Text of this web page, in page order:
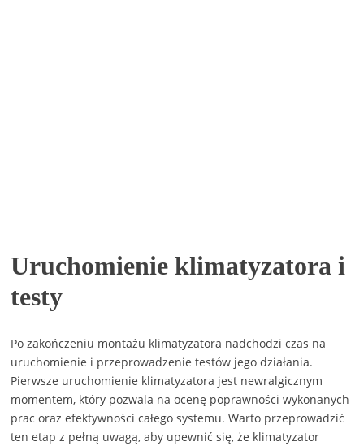
Uruchomienie klimatyzatora i
testy
Po zakończeniu montażu klimatyzatora nadchodzi czas na
uruchomienie i przeprowadzenie testów jego działania.
Pierwsze uruchomienie klimatyzatora jest newralgicznym
momentem, który pozwala na ocenę poprawności wykonanych
prac oraz efektywności całego systemu. Warto przeprowadzić
ten etap z pełną uwagą, aby upewnić się, że klimatyzator